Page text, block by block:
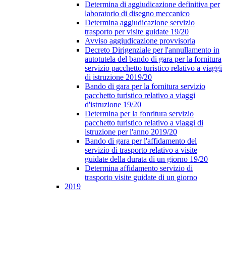
Determina di aggiudicazione definitiva per
laboratorio di disegno meccanico
Determina aggiudicazione servizio
trasporto per visite guidate 19/20
Avviso aggiudicazione provvisoria
Decreto Dirigenziale per l'annullamento in
autotutela del bando di gara per la fornitura
servizio pacchetto turistico relativo a viaggi
di istruzione 2019/20
Bando di gara per la fornitura servizio
pacchetto turistico relativo a viaggi
d'istruzione 19/20
Determina per la fonritura servizio
pacchetto turistico relativo a viaggi di
istruzione per l'anno 2019/20
Bando di gara per l'affidamento del
servizio di trasporto relativo a visite
guidate della durata di un giorno 19/20
Determina affidamento servizio di
trasporto visite guidate di un giorno
2019